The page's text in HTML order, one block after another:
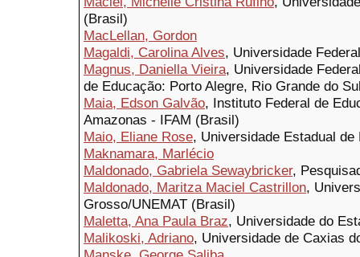
(Brasil)
MacLellan, Gordon
Magaldi, Carolina Alves, Universidade
Magnus, Daniella Vieira, Universidade
de Educação: Porto Alegre, Rio Grande do
Maia, Edson Galvão, Instituto Federal de
Amazonas - IFAM (Brasil)
Maio, Eliane Rose, Universidade Estadual
Maknamara, Marlécio
Maldonado, Gabriela Sewaybricker,
Maldonado, Maritza Maciel Castrillon,
Grosso/UNEMAT (Brasil)
Maletta, Ana Paula Braz, Universidade do
Malikoski, Adriano, Universidade de Caxias